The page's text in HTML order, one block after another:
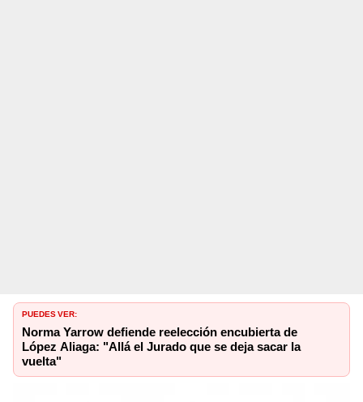
PUEDES VER:
Norma Yarrow defiende reelección encubierta de
López Aliaga: "Allá el Jurado que se deja sacar la
vuelta"